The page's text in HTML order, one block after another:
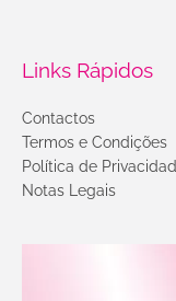
Links Rápidos
Contactos
Termos e Condições
Política de
Notas Legais